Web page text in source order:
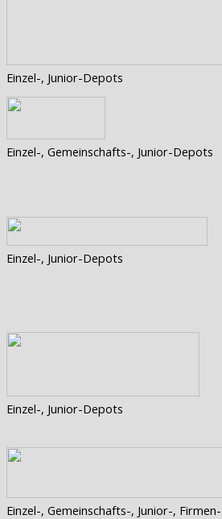
Einzel-, Junior-Depots
Einzel-, Gemeinschafts-, Junior-Depots
Einzel-, Junior-Depots
Einzel-, Junior-Depots
Einzel-, Gemeinschafts-, Junior-, Firmen-